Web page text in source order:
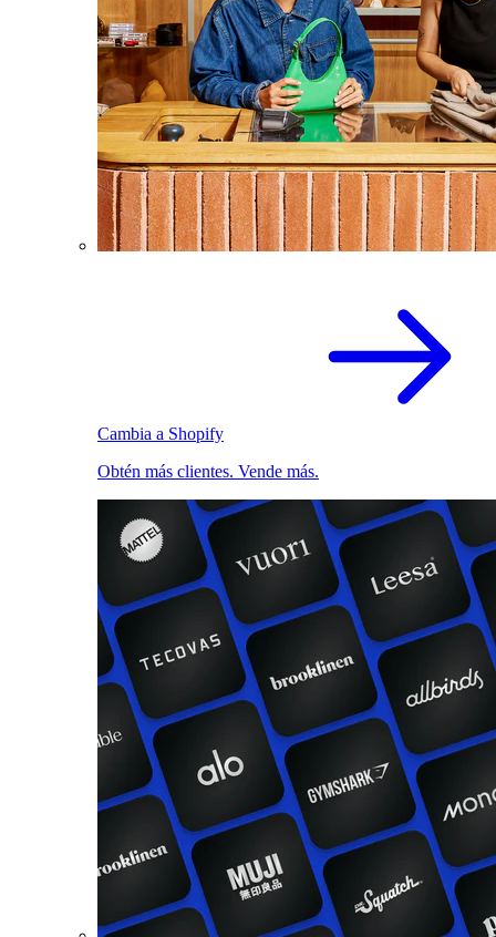
Cambia a Shopify
Obtén más clientes. Vende más.